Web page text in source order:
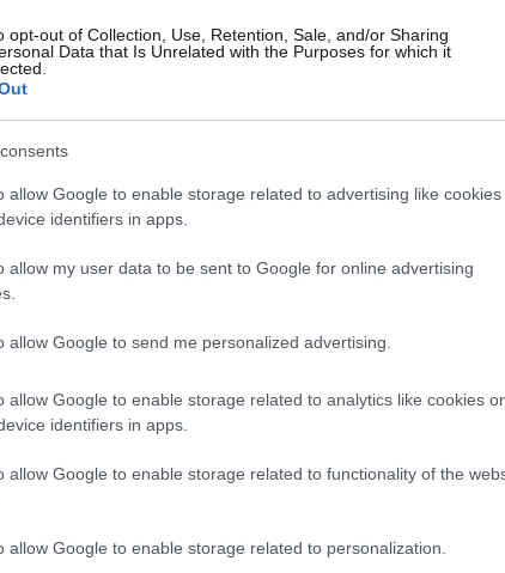
opt-out of Collection, Use, Retention, Sale, and/or Sharing
Data that Is Unrelated with the Purposes for which it
allow Google to enable storage related to advertising like cookies
identifiers in apps.
allow my user data to be sent to Google for online advertising
allow Google to send me personalized advertising.
allow Google to enable storage related to analytics like cookies
identifiers in apps.
allow Google to enable storage related to functionality of the
allow Google to enable storage related to personalization.
06·01·2015 23:35